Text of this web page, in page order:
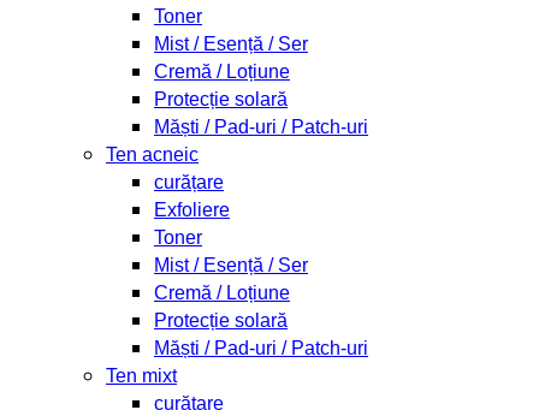
Toner
Mist / Esență / Ser
Cremă / Loțiune
Protecție solară
Măști / Pad-uri / Patch-uri
Ten acneic
curățare
Exfoliere
Toner
Mist / Esență / Ser
Cremă / Loțiune
Protecție solară
Măști / Pad-uri / Patch-uri
Ten mixt
curățare